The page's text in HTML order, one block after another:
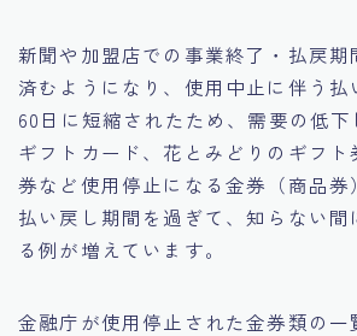
新聞や加盟店での事業終了・払戻期
済むようになり、使用中止に伴う
60日に短縮されたため、需要の低
ギフトカード、花とみどりのギフト
券など使用停止になる金券（商品券
払い戻し期間を過ぎて、知らない間
る例が増えています。
金融庁が使用停止された金券類の一